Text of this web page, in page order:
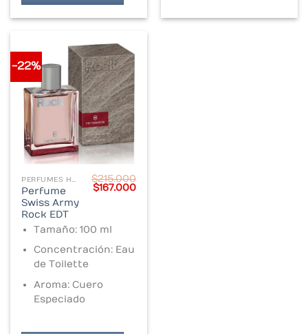
-22%
PERFUMES HOMBRE
Perfume
Swiss Army
Rock EDT
$215.000
Original
$167.000Current
Tamaño: 100 ml
Concentración: Eau
de Toilette
Aroma: Cuero
Especiado